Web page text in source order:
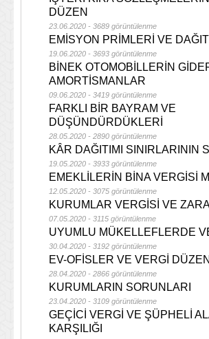
DÜZEN
23.06.2020 - 3689 görüntülenme
EMİSYON PRİMLERİ VE
19.06.2020 - 3693 görüntülenme
BİNEK OTOMOBİLLERİN
AMORTİSMANLAR
09.06.2020 - 3419 görüntülenme
FARKLI BİR BAYRAM VE
DÜŞÜNDÜRDÜKLERİ
28.05.2020 - 2890 görüntülenme
KÂR DAĞITIMI SINIRLARININ
19.05.2020 - 3933 görüntülenme
EMEKLİLERİN BİNA VERGİSİ
12.05.2020 - 3075 görüntülenme
KURUMLAR VERGİSİ VE
07.05.2020 - 3115 görüntülenme
UYUMLU MÜKELLEFLERDE
30.04.2020 - 3192 görüntülenme
EV-OFİSLER VE VERGİ DÜZENİ
28.04.2020 - 2866 görüntülenme
KURUMLARIN SORUNLARI
23.04.2020 - 3109 görüntülenme
GEÇİCİ VERGİ VE ŞÜPHELİ
KARŞILIĞI